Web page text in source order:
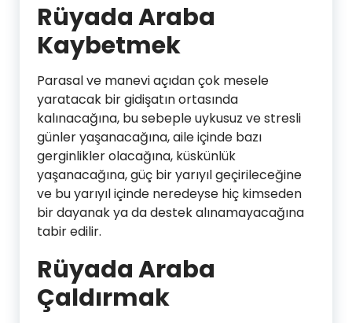
Rüyada Araba
Kaybetmek
Parasal ve manevi açıdan çok mesele
yaratacak bir gidişatın ortasında
kalınacağına, bu sebeple uykusuz ve stresli
günler yaşanacağına, aile içinde bazı
gerginlikler olacağına, küskünlük
yaşanacağına, güç bir yarıyıl geçirileceğine
ve bu yarıyıl içinde neredeyse hiç kimseden
bir dayanak ya da destek alınamayacağına
tabir edilir.
Rüyada Araba
Çaldırmak